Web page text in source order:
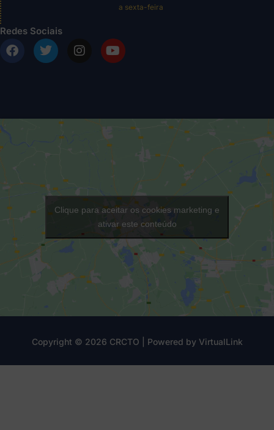
a sexta-feira
Redes Sociais
Clique para aceitar os cookies marketing e
ativar este conteúdo
Copyright © 2026 CRCTO | Powered by VirtualLink